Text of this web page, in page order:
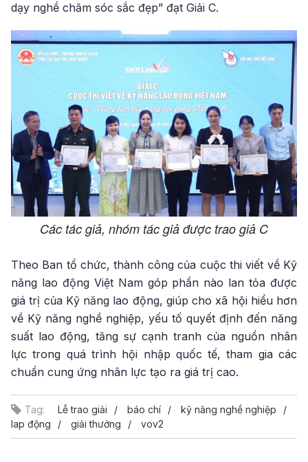
dạy nghề chăm sóc sắc đẹp” đạt Giải C.
Các tác giả, nhóm tác giả được trao giả C
Theo Ban tổ chức, thành công của cuộc thi viết về Kỹ
năng lao động Việt Nam góp phần nào lan tỏa được
giá trị của Kỹ năng lao động, giúp cho xã hội hiểu hơn
về Kỹ năng nghề nghiệp, yếu tố quyết định đến năng
suất lao động, tăng sự cạnh tranh của nguồn nhân
lực trong quá trình hội nhập quốc tế, tham gia các
chuẩn cung ứng nhân lực tạo ra giá trị cao.
Tag: Lễ trao giải báo chí
kỹ năng nghề nghiệp
lap động
giải thưởng vov2